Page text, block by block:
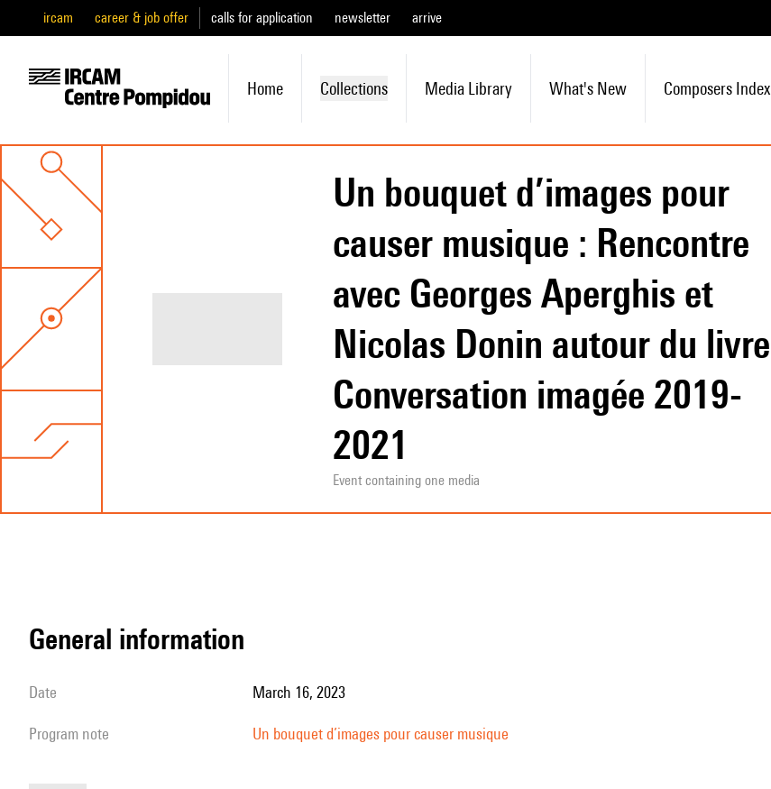
ircam career & job offer calls for application newsletter arrive
Home Collections Media Library What's New Composers Index
Un bouquet d’images pour
causer musique : Rencontre
avec Georges Aperghis et
Nicolas Donin autour du livre
Conversation imagée 2019-
2021
Event containing one media
general information
date March 16, 2023
program note Un bouquet d’images pour causer musique